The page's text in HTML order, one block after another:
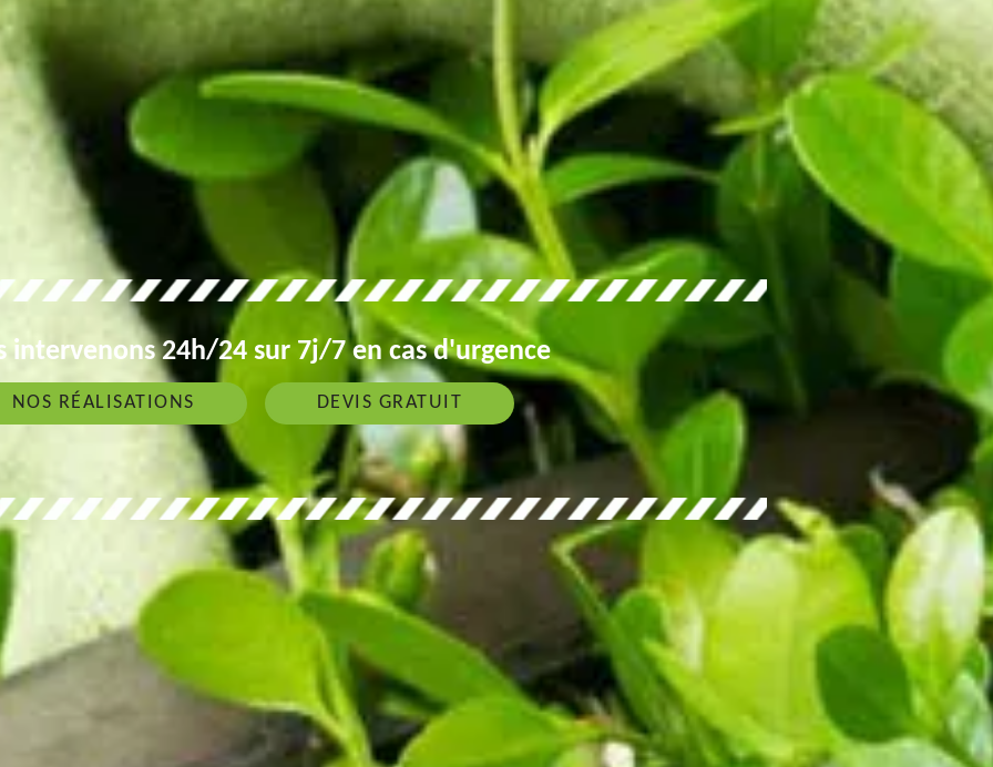
intervenons 24h/24 sur 7j/7 en cas d'urgence
NOS RÉALISATIONS DEVIS GRATUIT